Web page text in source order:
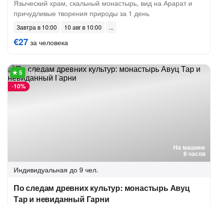
Языческий храм, скальный монастырь, вид на Арарат и
причудливые творения природы за 1 день
Завтра в 10:00 10 авг в 10:00
€27 за человека
На машине
8 часов
-10%
15 отзывов
Индивидуальная до 9 чел.
По следам древних культур: монастырь Авуц
Тар и невиданный Гарни